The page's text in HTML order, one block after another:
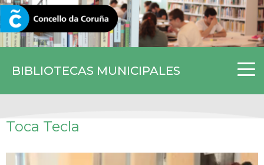
BIBLIOTECAS MUNICIPALES
CORUNA.GAL
Toca Tecla